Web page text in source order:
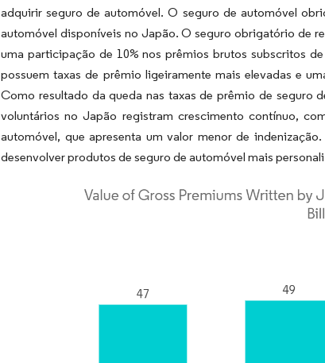
adquirir seguro de automóvel. O seguro de automóvel
automóvel disponíveis no Japão. O seguro obrigatório de
uma participação de 10% nos prêmios brutos subscritos
possuem taxas de prêmio ligeiramente mais elevadas e
Como resultado da queda nas taxas de prêmio de seguro
voluntários no Japão registram crescimento contínuo,
automóvel, que apresenta um valor menor de
desenvolver produtos de seguro de automóvel mais